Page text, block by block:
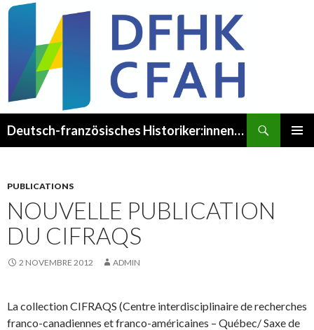
Deutsch-französisches Historiker:innenkomitee – Comité franco-allemand des Historien·ne·s
PUBLICATIONS
NOUVELLE PUBLICATION
DU CIFRAQS
2 NOVEMBRE 2012 ADMIN
La collection CIFRAQS (Centre interdisciplinaire de recherches
franco-canadiennes et franco-américaines – Québec/ Saxe de